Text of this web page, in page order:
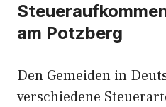
am Potzberg
Den Gemeiden in
verschiedene